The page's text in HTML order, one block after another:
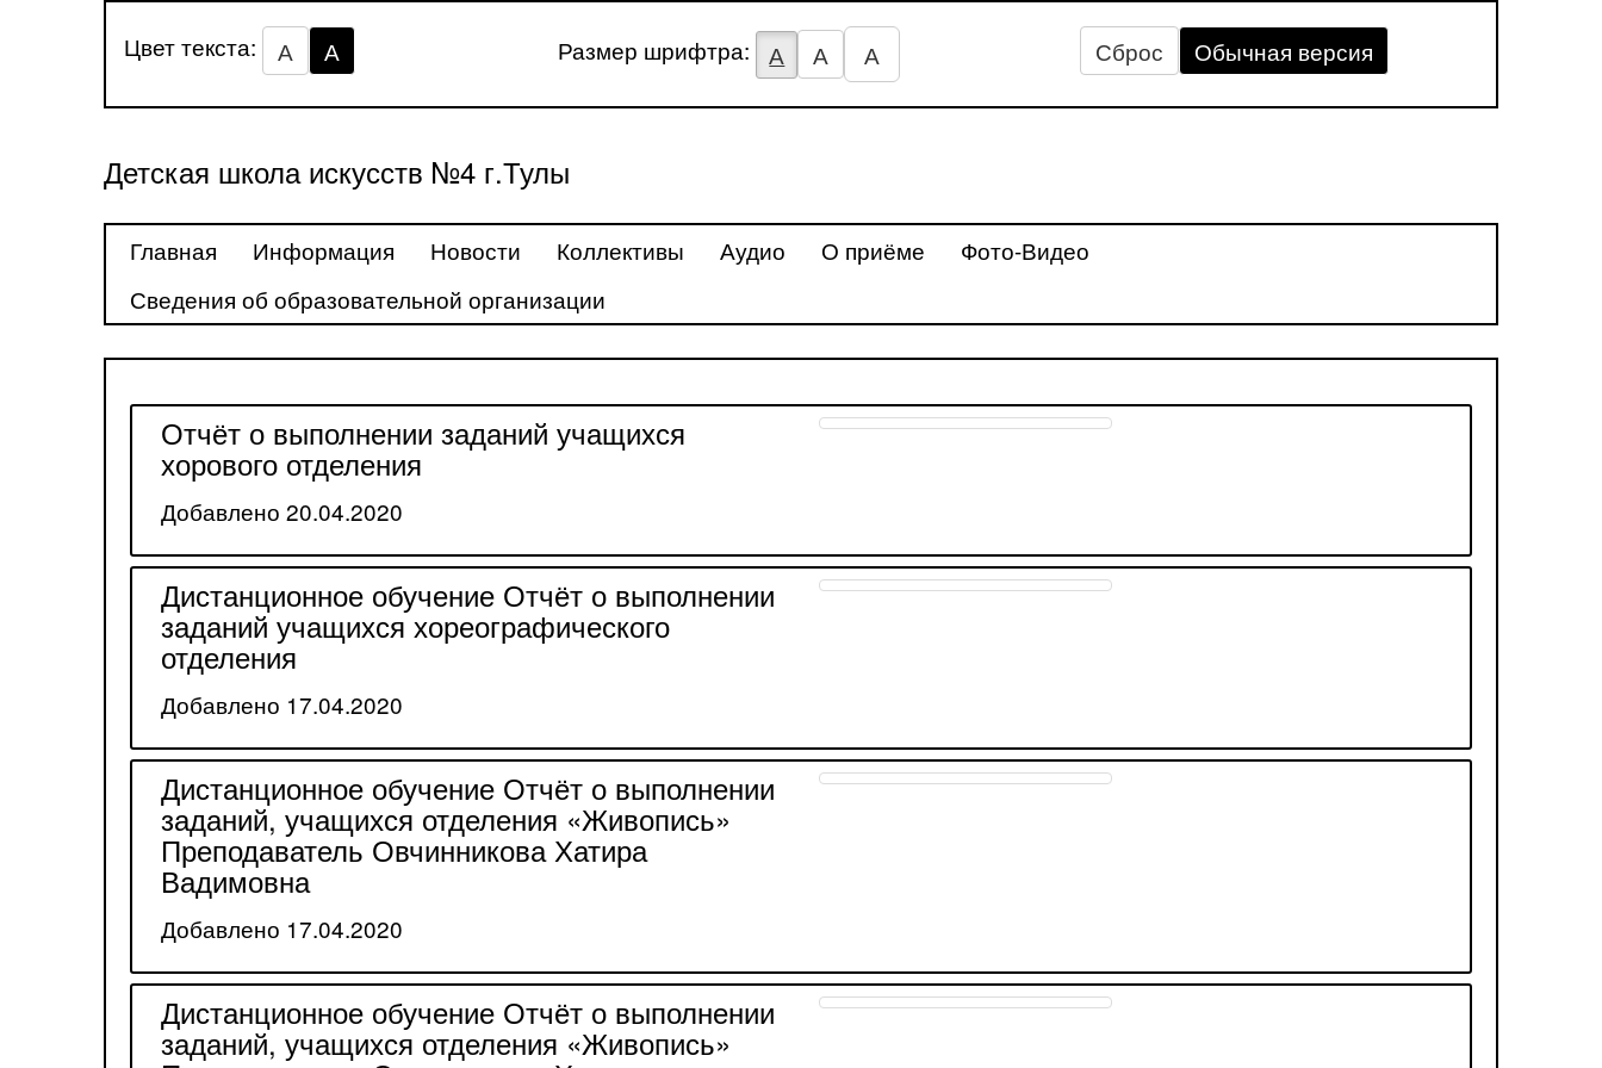
Цвет текста: А А Размер шрифтра: А А А Сброс Обычная версия
Детская школа искусств №4 г.Тулы
Главная Информация Новости Коллективы Аудио О приёме
Фото-Видео
Сведения об образовательной организации
Отчёт о выполнении заданий учащихся
хорового отделения
Добавлено 20.04.2020
Дистанционное обучение Отчёт о выполнении
заданий учащихся хореографического
отделения
Добавлено 17.04.2020
Дистанционное обучение Отчёт о выполнении
заданий, учащихся отделения «Живопись»
Преподаватель Овчинникова Хатира
Вадимовна
Добавлено 17.04.2020
Дистанционное обучение Отчёт о выполнении
заданий, учащихся отделения «Живопись»